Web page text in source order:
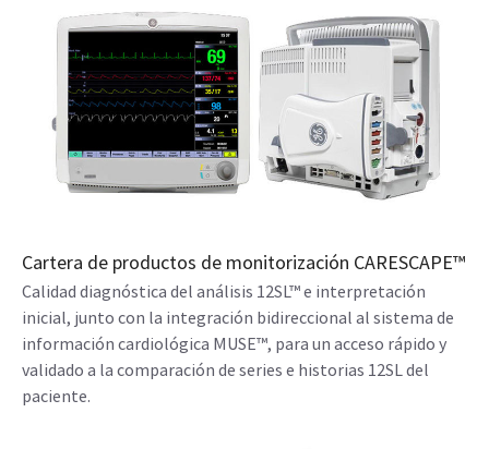
Cartera de productos de monitorización CARESCAPE™
Calidad diagnóstica del análisis 12SL™ e interpretación
inicial, junto con la integración bidireccional al sistema de
información cardiológica MUSE™, para un acceso rápido y
validado a la comparación de series e historias 12SL del
paciente.